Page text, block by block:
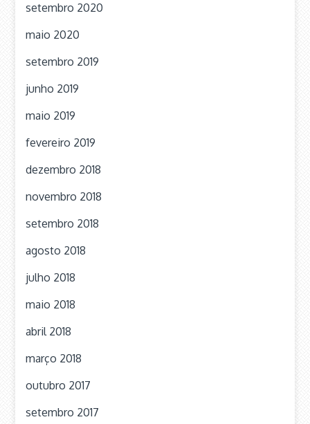
setembro 2020
maio 2020
setembro 2019
junho 2019
maio 2019
fevereiro 2019
dezembro 2018
novembro 2018
setembro 2018
agosto 2018
julho 2018
maio 2018
abril 2018
março 2018
outubro 2017
setembro 2017